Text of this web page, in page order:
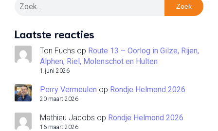
Zoek
Laatste reacties
Ton Fuchs op Route 13 – Oorlog in Gilze, Rijen,
Alphen, Riel, Molenschot en Hulten
1 juni 2026
Perry Vermeulen op Rondje Helmond 2026
20 maart 2026
Mathieu Jacobs op Rondje Helmond 2026
16 maart 2026